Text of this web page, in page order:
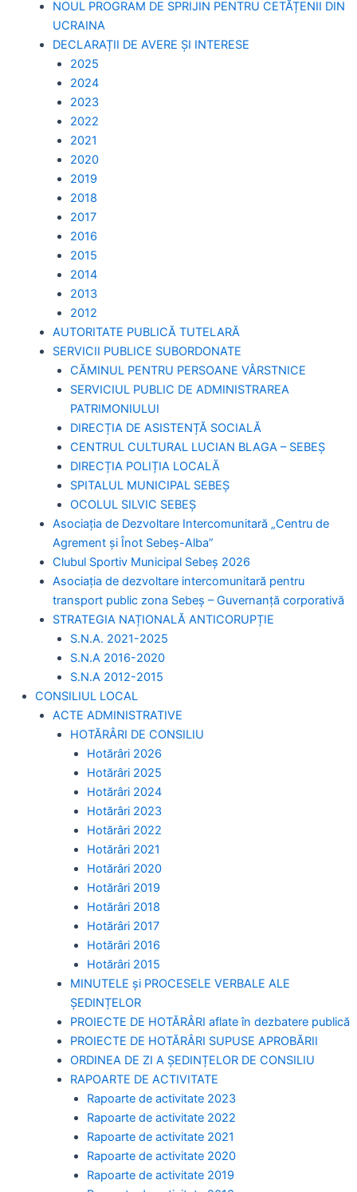
NOUL PROGRAM DE SPRIJIN PENTRU CETĂȚENII DIN
UCRAINA
DECLARAȚII DE AVERE ȘI INTERESE
2025
2024
2023
2022
2021
2020
2019
2018
2017
2016
2015
2014
2013
2012
AUTORITATE PUBLICĂ TUTELARĂ
SERVICII PUBLICE SUBORDONATE
CĂMINUL PENTRU PERSOANE VÂRSTNICE
SERVICIUL PUBLIC DE ADMINISTRAREA
PATRIMONIULUI
DIRECȚIA DE ASISTENȚĂ SOCIALĂ
CENTRUL CULTURAL LUCIAN BLAGA – SEBEȘ
DIRECȚIA POLIȚIA LOCALĂ
SPITALUL MUNICIPAL SEBEȘ
OCOLUL SILVIC SEBEȘ
Asociația de Dezvoltare Intercomunitară „Centru de
Agrement și Înot Sebeș-Alba”
Clubul Sportiv Municipal Sebeș 2026
Asociația de dezvoltare intercomunitară pentru
transport public zona Sebeș – Guvernanță corporativă
STRATEGIA NAȚIONALĂ ANTICORUPȚIE
S.N.A. 2021-2025
S.N.A 2016-2020
S.N.A 2012-2015
CONSILIUL LOCAL
ACTE ADMINISTRATIVE
HOTĂRÂRI DE CONSILIU
Hotărâri 2026
Hotărâri 2025
Hotărâri 2024
Hotărâri 2023
Hotărâri 2022
Hotărâri 2021
Hotărâri 2020
Hotărâri 2019
Hotărâri 2018
Hotărâri 2017
Hotărâri 2016
Hotărâri 2015
MINUTELE și PROCESELE VERBALE ALE
ȘEDINȚELOR
PROIECTE DE HOTĂRÂRI aflate în dezbatere publică
PROIECTE DE HOTĂRÂRI SUPUSE APROBĂRII
ORDINEA DE ZI A ȘEDINȚELOR DE CONSILIU
RAPOARTE DE ACTIVITATE
Rapoarte de activitate 2023
Rapoarte de activitate 2022
Rapoarte de activitate 2021
Rapoarte de activitate 2020
Rapoarte de activitate 2019